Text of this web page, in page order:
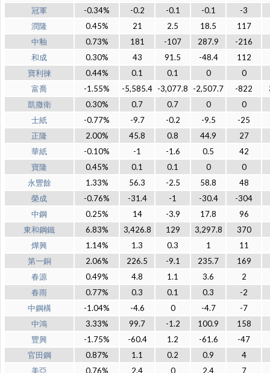
冠軍
-0.34% -0.2 -0.1 -0.1
-3
潤隆
0.45% 21 2.5 18.5
117
中釉
0.73% 181 -107 287.9
-216
和成
0.30% 43 91.5 -48.4
112
寶利徠
0.44% 0.1 0.1 0
0
富喬
-1.55% -5,585.4 -3,077.8 -2,507.7 -822
凱撒衛
0.30% 0.7 0.7 0
0
士紙
-0.77% -9.7 -0.2 -9.5
-25
正隆
2.00% 45.8 0.8 44.9
27
華紙
-0.10% -1 -1.6 0.5
42
寶隆
0.45% 0.1 0.1 0
0
永豐餘
1.33% 56.3 -2.5 58.8
48
榮成
-0.76% -31.4 -1 -30.4
-304
中鋼
0.25% 14 -3.9 17.8
96
東和鋼鐵
6.83% 3,426.8 129 3,297.8
370
燁興
1.14% 1.3 0.3 1
11
第一銅
2.06% 226.5 -9.1 235.7
169
春源
0.49% 4.8 1.1 3.6
2
春雨
0.77% 0.3 0.1 0.3
-2
中鋼構
-1.04% -4.6 0 -4.7
-7
中鴻
3.33% 99.7 -1.2 100.9
158
豐興
-1.75% -60.4 1.2 -61.6
-47
官田鋼
0.87% 1.1 0.2 0.9
4
美亞
0.76% 2.4 0 2.4 7